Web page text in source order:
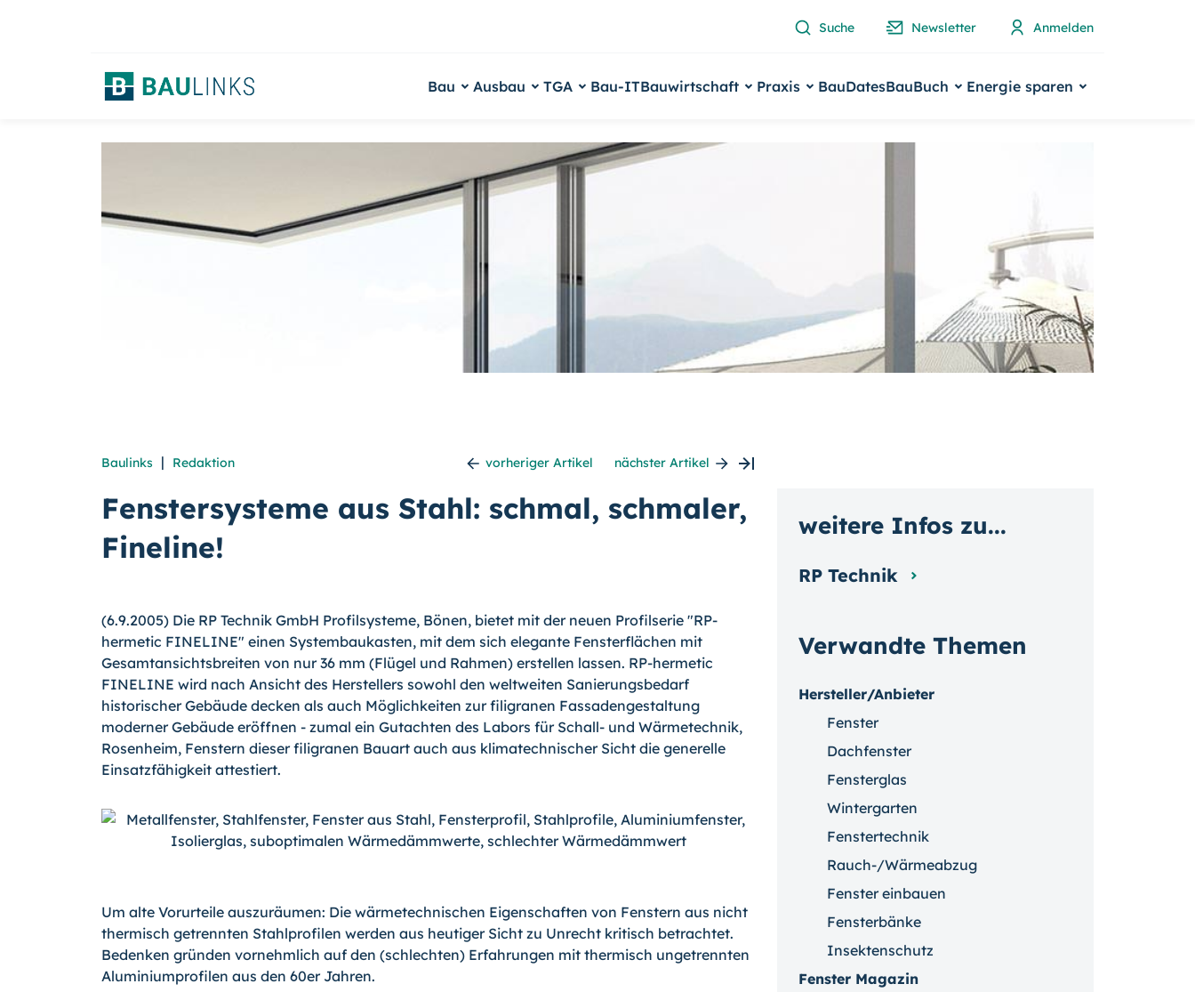
Suche Newsletter Anmelden
Bau Ausbau TGA Bau-ITBauwirtschaft Praxis BauDatesBauBuch Energie sparen
Baulinks | Redaktion vorheriger Artikel nächster Artikel
Fenstersysteme aus Stahl: schmal, schmaler,
Fineline!
(6.9.2005) Die RP Technik GmbH Profilsysteme, Bönen, bietet mit der neuen Profilserie "RP-
hermetic FINELINE" einen Systembaukasten, mit dem sich elegante Fensterflächen mit
Gesamtansichtsbreiten von nur 36 mm (Flügel und Rahmen) erstellen lassen. RP-hermetic
FINELINE wird nach Ansicht des Herstellers sowohl den weltweiten Sanierungsbedarf
historischer Gebäude decken als auch Möglichkeiten zur filigranen Fassadengestaltung
moderner Gebäude eröffnen - zumal ein Gutachten des Labors für Schall- und Wärmetechnik,
Rosenheim, Fenstern dieser filigranen Bauart auch aus klimatechnischer Sicht die generelle
Einsatzfähigkeit attestiert.
Um alte Vorurteile auszuräumen: Die wärmetechnischen Eigenschaften von Fenstern aus nicht
thermisch getrennten Stahlprofilen werden aus heutiger Sicht zu Unrecht kritisch betrachtet.
Bedenken gründen vornehmlich auf den (schlechten) Erfahrungen mit thermisch ungetrennten
Aluminiumprofilen aus den 60er Jahren.
Verwandte Themen
Hersteller/Anbieter
Fenster
Dachfenster
Fensterglas
Wintergarten
Fenstertechnik
Rauch-/Wärmeabzug
Fenster einbauen
Fensterbänke
Insektenschutz
Fenster Magazin
weitere Infos zu...
RP Technik